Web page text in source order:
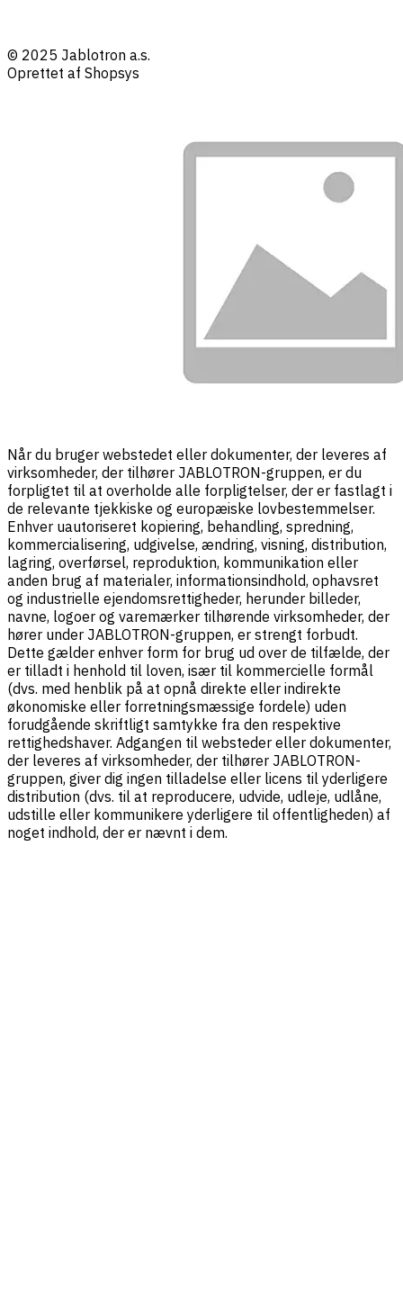
© 2025 Jablotron a.s.
Oprettet af Shopsys
Når du bruger webstedet eller dokumenter, der leveres af
virksomheder, der tilhører JABLOTRON-gruppen, er du
forpligtet til at overholde alle forpligtelser, der er fastlagt i
de relevante tjekkiske og europæiske lovbestemmelser.
Enhver uautoriseret kopiering, behandling, spredning,
kommercialisering, udgivelse, ændring, visning, distribution,
lagring, overførsel, reproduktion, kommunikation eller
anden brug af materialer, informationsindhold, ophavsret
og industrielle ejendomsrettigheder, herunder billeder,
navne, logoer og varemærker tilhørende virksomheder, der
hører under JABLOTRON-gruppen, er strengt forbudt.
Dette gælder enhver form for brug ud over de tilfælde, der
er tilladt i henhold til loven, især til kommercielle formål
(dvs. med henblik på at opnå direkte eller indirekte
økonomiske eller forretningsmæssige fordele) uden
forudgående skriftligt samtykke fra den respektive
rettighedshaver. Adgangen til websteder eller dokumenter,
der leveres af virksomheder, der tilhører JABLOTRON-
gruppen, giver dig ingen tilladelse eller licens til yderligere
distribution (dvs. til at reproducere, udvide, udleje, udlåne,
udstille eller kommunikere yderligere til offentligheden) af
noget indhold, der er nævnt i dem.